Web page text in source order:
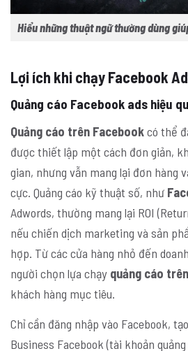
Hiểu những thuật ngữ thường dùng
Lợi ích khi chạy Facebook
Quảng cáo Facebook ads hiệu
Quảng cáo trên Facebookcó thể
được thiết lập một cách đơn giản,
gian, nhưng vẫn mang lại đơn hàng
cực. Quảng cáo kỹ thuật số, như
Adwords, thường mang lại ROI
nếu chiến dịch marketing và sản
hợp. Từ các cửa hàng nhỏ đến
người chọn lựa chạy quảng cáo
khách hàng mục tiêu.
Chỉ cần đăng nhập vào Facebook,
Business Facebook (tài khoản